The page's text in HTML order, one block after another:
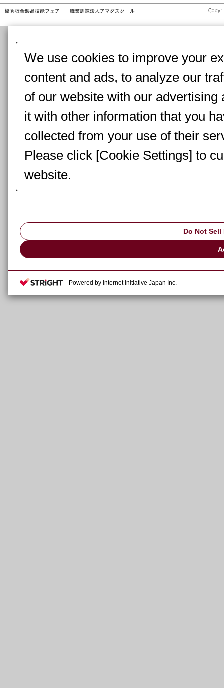
We use cookies to improve your
content and ads, to analyze our
of our website with our
it with other information that you
collected from your use of their
Please click [Cookie Settings] to
website.
Do Not
Powered by Internet Initiative Japan Inc.